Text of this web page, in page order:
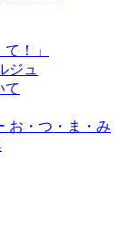
！」
ジュ
て
お・つ・ま・み